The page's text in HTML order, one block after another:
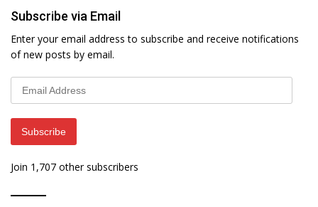
Subscribe via Email
Enter your email address to subscribe and receive notifications
of new posts by email.
Email
Address
Subscribe
Join 1,707 other subscribers